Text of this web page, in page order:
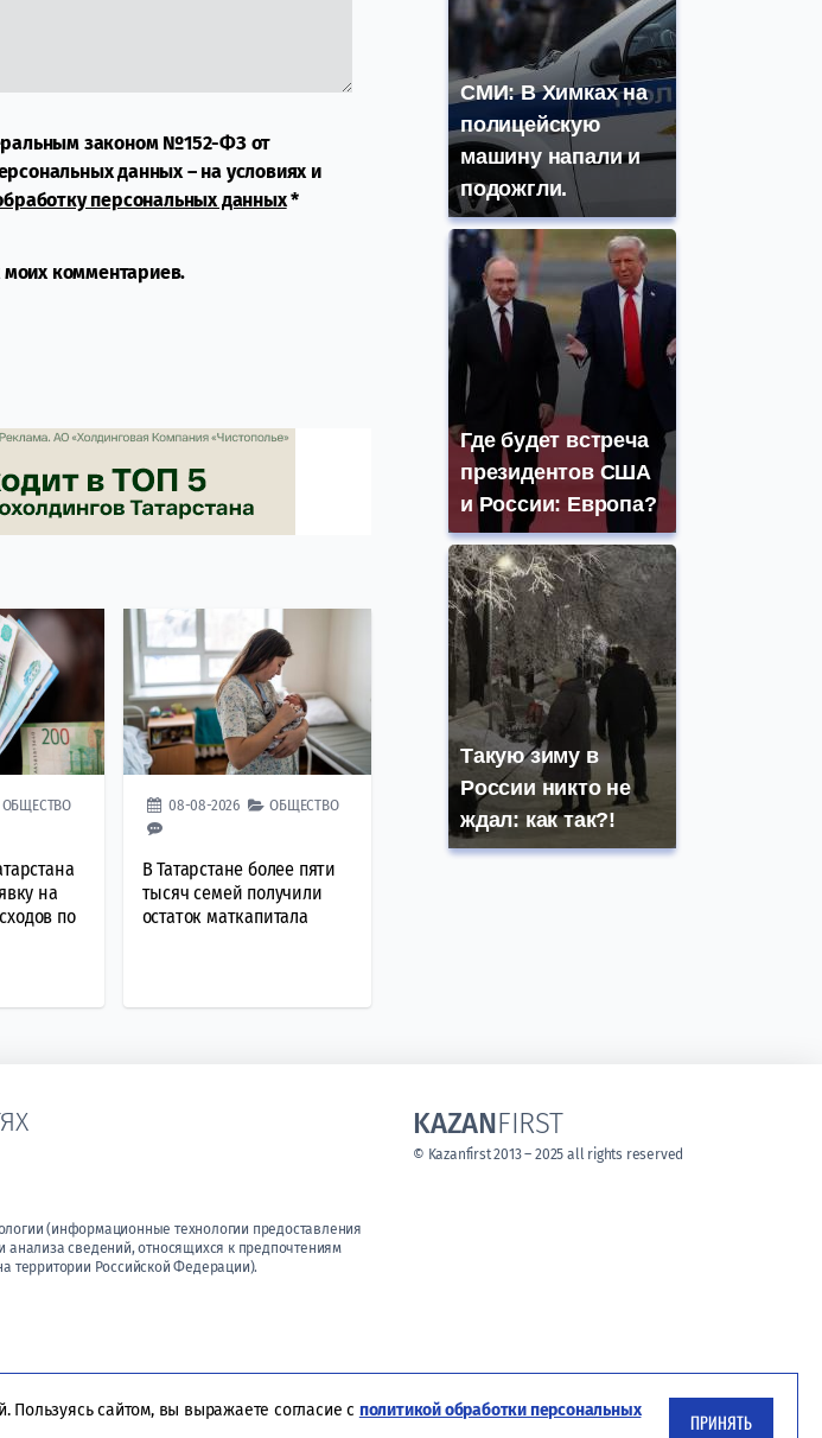
законом №152-ФЗ от
данных – на условиях и
персональных данных*
комментариев.
ОБЩЕСТВО
на
по
08-08-2026 ОБЩЕСТВО
В Татарстане более пяти
тысяч семей получили
остаток маткапитала
СМИ: В Химках на
полицейскую
машину напали и
подожгли.
Где будет встреча
президентов США
и России: Европа?
Такую зиму в
России никто не
ждал: как так?!
(информационные технологии предоставления
сведений, относящихся к предпочтениям
территории Российской Федерации).
KAZANFIRST
© Kazanfirst 2013 – 2025 all rights reserved
Пользуясь сайтом, вы выражаете согласие с политикой обработки персональных
ПРИНЯТЬ